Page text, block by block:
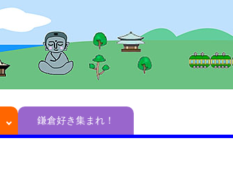
鎌倉好き集まれ！